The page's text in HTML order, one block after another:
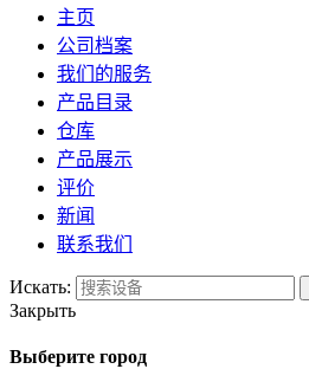
主页
公司档案
我们的服务
产品目录
仓库
产品展示
评价
新闻
联系我们
Искать:
Закрыть
Выберите город